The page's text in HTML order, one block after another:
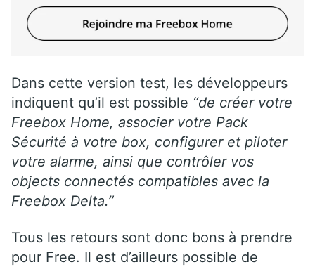
Dans cette version test, les développeurs
indiquent qu’il est possible “de créer votre
Freebox Home, associer votre Pack
Sécurité à votre box, configurer et piloter
votre alarme, ainsi que contrôler vos
objects connectés compatibles avec la
Freebox Delta.”
Tous les retours sont donc bons à prendre
pour Free. Il est d’ailleurs possible de